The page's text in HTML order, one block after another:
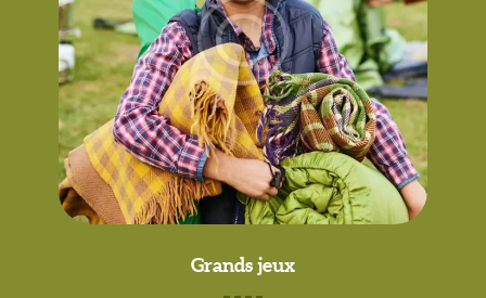
Grands jeux